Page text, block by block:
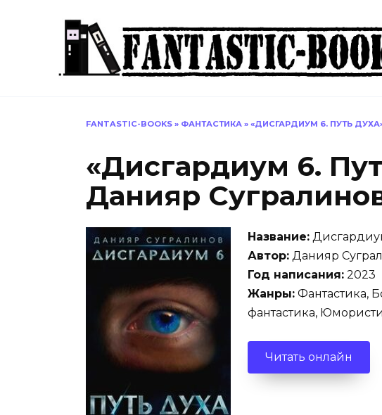
содержанию
FANTASTIC-BOOKS » ФАНТАСТИКА » «ДИСГАРДИУМ 6. ПУТЬ
«Дисгардиум 6.
Данияр
Название:
Автор: Данияр
Год написания: 2023
Жанры: Фантастика,
фантастика,
Читать онлайн